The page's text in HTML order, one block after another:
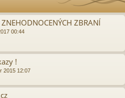
ZNEHODNOCENÝCH ZBRANÍ
00:44
!
2015 12:07